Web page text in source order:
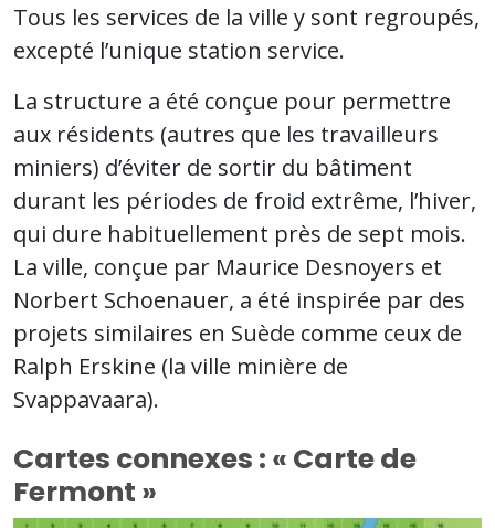
Tous les services de la ville y sont regroupés,
excepté l’unique station service.
La structure a été conçue pour permettre
aux résidents (autres que les travailleurs
miniers) d’éviter de sortir du bâtiment
durant les périodes de froid extrême, l’hiver,
qui dure habituellement près de sept mois.
La ville, conçue par Maurice Desnoyers et
Norbert Schoenauer, a été inspirée par des
projets similaires en Suède comme ceux de
Ralph Erskine (la ville minière de
Svappavaara).
Cartes connexes : « Carte de
Fermont »